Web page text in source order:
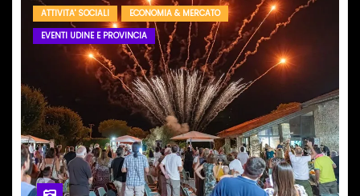
ATTIVITA' SOCIALI
ECONOMIA & MERCATO
EVENTI UDINE E PROVINCIA